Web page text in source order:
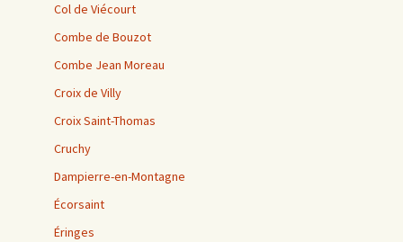
Col de Viécourt
Combe de Bouzot
Combe Jean Moreau
Croix de Villy
Croix Saint-Thomas
Cruchy
Dampierre-en-Montagne
Écorsaint
Éringes